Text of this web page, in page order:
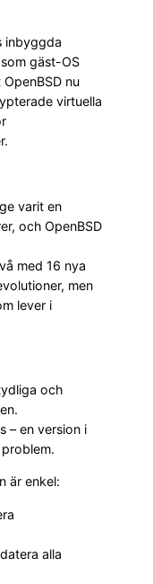
inbyggda
gäst-OS
nu
virtuella
varit en
och OpenBSD
med 16 nya
men
lever i
och
– en version i
är enkel:
alla